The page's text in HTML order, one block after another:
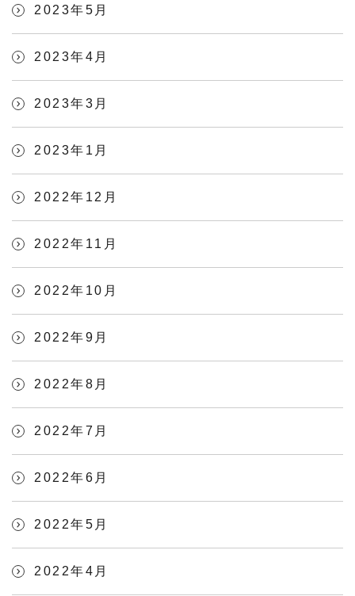
2023年5月
2023年4月
2023年3月
2023年1月
2022年12月
2022年11月
2022年10月
2022年9月
2022年8月
2022年7月
2022年6月
2022年5月
2022年4月